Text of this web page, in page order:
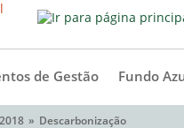
de Gestão Fundo
Descarbonização